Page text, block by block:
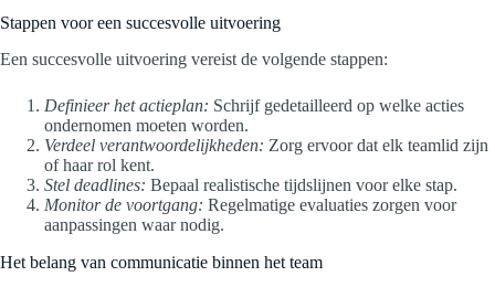
Stappen voor een succesvolle uitvoering
Een succesvolle uitvoering vereist de volgende stappen:
Definieer het actieplan: Schrijf gedetailleerd op welke acties
ondernomen moeten worden.
Verdeel verantwoordelijkheden: Zorg ervoor dat elk teamlid zijn
of haar rol kent.
Stel deadlines: Bepaal realistische tijdslijnen voor elke stap.
Monitor de voortgang: Regelmatige evaluaties zorgen voor
aanpassingen waar nodig.
Het belang van communicatie binnen het team